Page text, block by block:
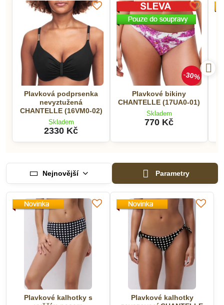
Plavková podprsenka
nevyztužená
CHANTELLE (16VM0-02)
Skladem
2330 Kč
30%
Plavkové bikiny
CHANTELLE (17UA0-01)
Skladem
770 Kč
Nejnovější Parametry
Plavkové kalhotky s
Plavkové kalhotky